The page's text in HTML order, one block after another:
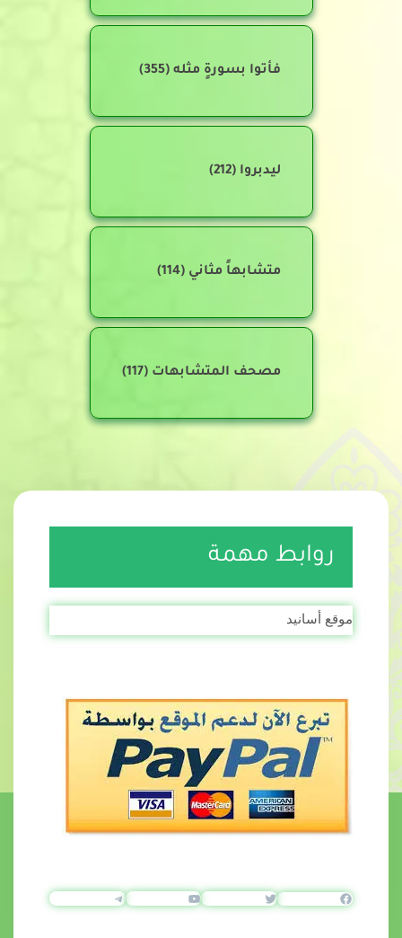
فأتوا بسورةٍ مثله (355)
ليدبروا (212)
متشابهاً مثاني (114)
مصحف المتشابهات (117)
روابط مهمة
موقع أسانيد